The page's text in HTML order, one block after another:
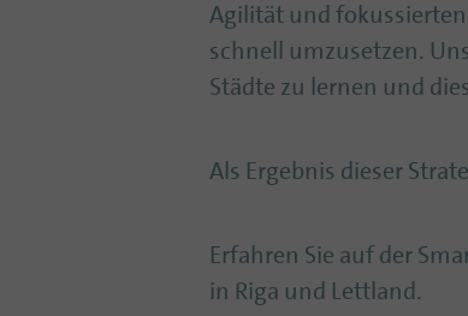
Agilität und fokussierten
schnell umzusetzen.
Städte zu lernen und
Als Ergebnis dieser
Erfahren Sie auf der
in Riga und Lettland.